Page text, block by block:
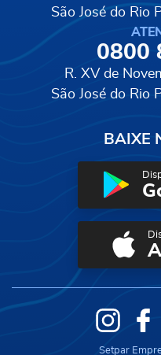
São José do Rio
0800
R. XV de
São José do Rio
BAIXE
Instagram
Setpar